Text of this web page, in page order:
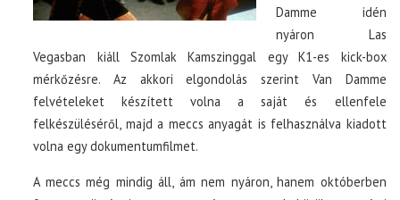
Damme idén
nyáron Las
Vegasban kiáll Szomlak Kamszinggal egy K1-es kick-box
mérkőzésre. Az akkori elgondolás szerint Van Damme
felvételeket készített volna a saját és ellenfele
felkészüléséről, majd a meccs anyagát is felhasználva kiadott
volna egy dokumentumfilmet.
A meccs még mindig áll, ám nem nyáron, hanem októberben